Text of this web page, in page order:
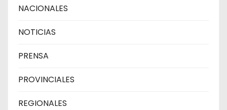
NACIONALES
NOTICIAS
PRENSA
PROVINCIALES
REGIONALES